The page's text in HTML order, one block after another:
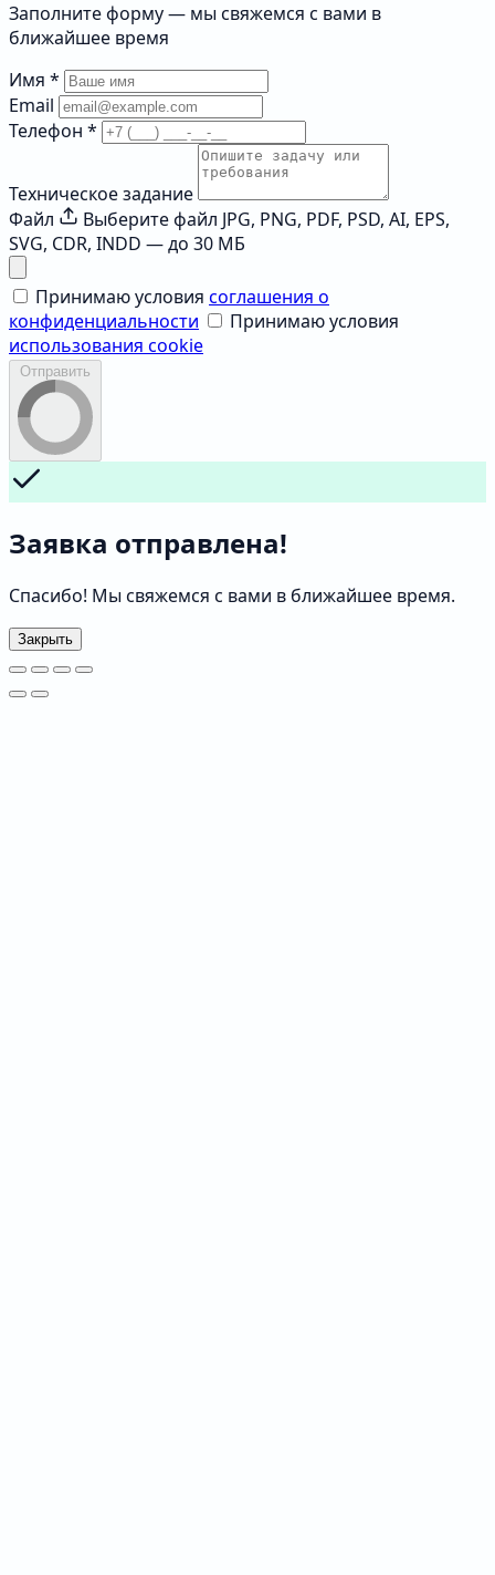
Заполните форму — мы свяжемся с вами в
ближайшее время
Имя *
Email
Телефон *
Техническое задание
Файл
Выберите файл JPG, PNG, PDF, PSD, AI, EPS,
SVG, CDR, INDD — до 30 МБ
Принимаю условия соглашения о
конфиденциальности
Принимаю условия
использования cookie
Отправить
Заявка отправлена!
Спасибо! Мы свяжемся с вами в ближайшее время.
Закрыть